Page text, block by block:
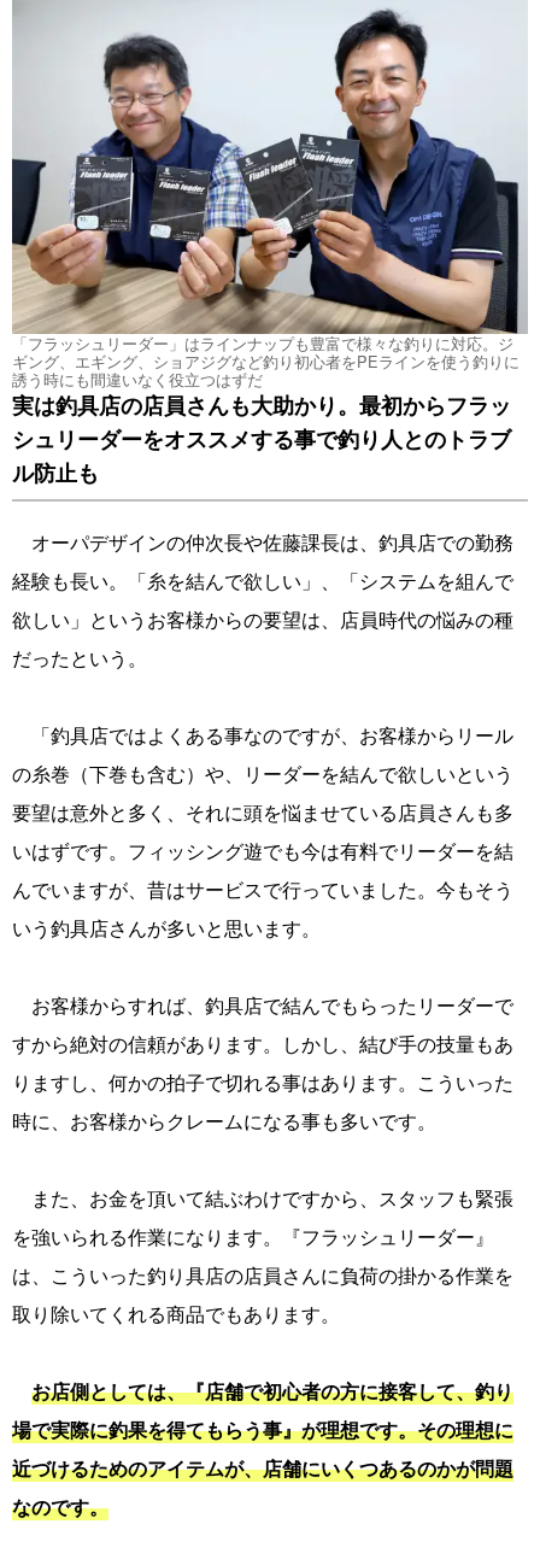
「フラッシュリーダー」はラインナップも豊富で様々な釣りに対応。ジ
ギング、エギング、ショアジグなど釣り初心者をPEラインを使う釣りに
誘う時にも間違いなく役立つはずだ
実は釣具店の店員さんも大助かり。最初からフラッ
シュリーダーをオススメする事で釣り人とのトラブ
ル防止も
オーパデザインの仲次長や佐藤課長は、釣具店での勤務
経験も長い。「糸を結んで欲しい」、「システムを組んで
欲しい」というお客様からの要望は、店員時代の悩みの種
だったという。
「釣具店ではよくある事なのですが、お客様からリール
の糸巻（下巻も含む）や、リーダーを結んで欲しいという
要望は意外と多く、それに頭を悩ませている店員さんも多
いはずです。フィッシング遊でも今は有料でリーダーを結
んでいますが、昔はサービスで行っていました。今もそう
いう釣具店さんが多いと思います。
お客様からすれば、釣具店で結んでもらったリーダーで
すから絶対の信頼があります。しかし、結び手の技量もあ
りますし、何かの拍子で切れる事はあります。こういった
時に、お客様からクレームになる事も多いです。
また、お金を頂いて結ぶわけですから、スタッフも緊張
を強いられる作業になります。『フラッシュリーダー』
は、こういった釣り具店の店員さんに負荷の掛かる作業を
取り除いてくれる商品でもあります。
お店側としては、『店舗で初心者の方に接客して、釣り
場で実際に釣果を得てもらう事』が理想です。その理想に
近づけるためのアイテムが、店舗にいくつあるのかが問題
なのです。